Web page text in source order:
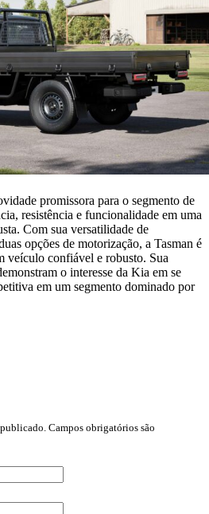
promissora para o segmento de
resistência e funcionalidade em uma
Com sua versatilidade de
opções de motorização, a Tasman é
veículo confiável e robusto. Sua
o interesse da Kia em se
em um segmento dominado por
publicado. Campos obrigatórios são